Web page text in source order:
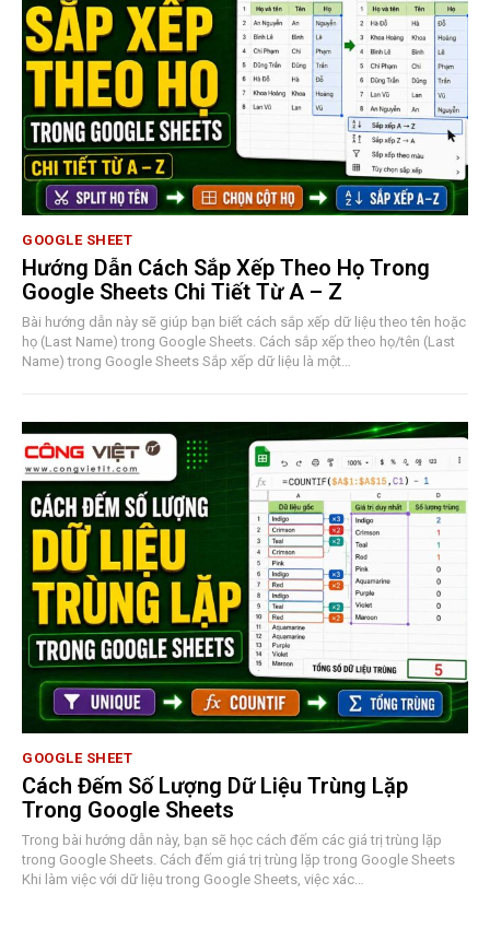
GOOGLE SHEET
Hướng Dẫn Cách Sắp Xếp Theo Họ Trong
Google Sheets Chi Tiết Từ A – Z
Bài hướng dẫn này sẽ giúp bạn biết cách sắp xếp dữ liệu theo tên hoặc
họ (Last Name) trong Google Sheets. Cách sắp xếp theo họ/tên (Last
Name) trong Google Sheets Sắp xếp dữ liệu là một…
GOOGLE SHEET
Cách Đếm Số Lượng Dữ Liệu Trùng Lặp
Trong Google Sheets
Trong bài hướng dẫn này, bạn sẽ học cách đếm các giá trị trùng lặp
trong Google Sheets. Cách đếm giá trị trùng lặp trong Google Sheets
Khi làm việc với dữ liệu trong Google Sheets, việc xác…